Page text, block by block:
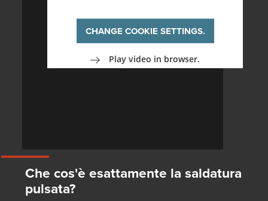
CHANGE COOKIE SETTINGS.
Play video in browser.
Che cos'è esattamente la saldatura
pulsata?